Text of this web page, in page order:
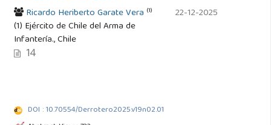
Ricardo Heriberto Garate Vera (1)
(1) Ejército de Chile del Arma de
Infantería., Chile
14
22-12-2025
DOI : 10.70554/Derrotero2025.v19n02.01